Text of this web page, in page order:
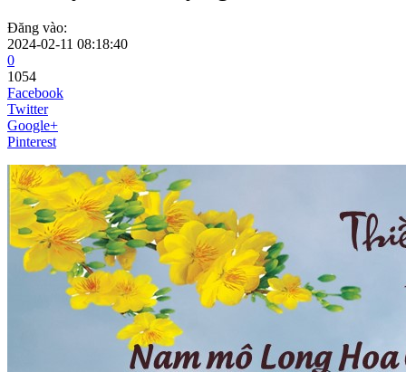
Đăng vào:
2024-02-11 08:18:40
0
1054
Facebook
Twitter
Google+
Pinterest